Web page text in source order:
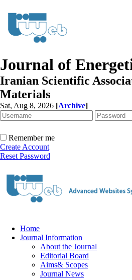
Journal of
Iranian Scientific
Materials
Sat, Aug 8, 2026 [Archive]
Remember me
Create Account
Reset Password
Home
Journal Information
About the Journal
Editorial Board
Aims& Scopes
Journal News